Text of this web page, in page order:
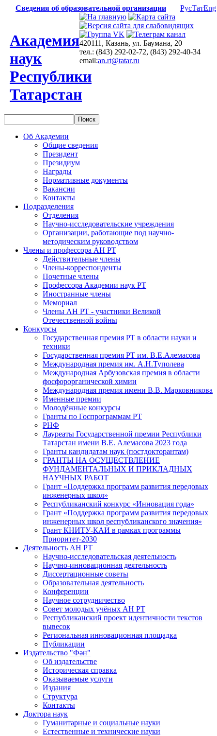
Сведения об образовательной организации РусТатEng
Академия
наук
Республики
Татарстан
420111, Казань, ул. Баумана, 20
тел.: (843) 292-02-72, (843) 292-40-34
email:an.rt@tatar.ru
Об Академии
Общие сведения
Президент
Президиум
Награды
Нормативные документы
Вакансии
Контакты
Подразделения
Отделения
Научно-исследовательские учреждения
Организации, работающие под научно-
методическим руководством
Члены и профессора АН РТ
Действительные члены
Члены-корреспонденты
Почетные члены
Профессора Академии наук РТ
Иностранные члены
Мемориал
Члены АН РТ - участники Великой
Отечественной войны
Конкурсы
Государственная премия РТ в области науки и
техники
Государственная премия РТ им. В.Е.Алемасова
Международная премия им. А.Н.Туполева
Международная Арбузовская премия в области
фосфорорганической химии
Международная премия имени В.В. Марковникова
Именные премии
Молодёжные конкурсы
Гранты по Госпрограммам РТ
РНФ
Лауреаты Государственной премии Республики
Татарстан имени В.Е. Алемасова 2023 года
Гранты кандидатам наук (постдокторантам)
ГРАНТЫ НА ОСУЩЕСТВЛЕНИЕ
ФУНДАМЕНТАЛЬНЫХ И ПРИКЛАДНЫХ
НАУЧНЫХ РАБОТ
Грант «Поддержка программ развития передовых
инженерных школ»
Республиканский конкурс «Инновация года»
Грант «Поддержка программ развития передовых
инженерных школ республиканского значения»
Грант КНИТУ-КАИ в рамках программы
Приоритет-2030
Деятельность АН РТ
Научно-исследовательская деятельность
Научно-инновационная деятельность
Диссертационные советы
Образовательная деятельность
Конференции
Научное сотрудничество
Совет молодых учёных АН РТ
Республиканский проект идентичности текстов
вывесок
Региональная инновационная площадка
Публикации
Издательство "Фән"
Об издательстве
Историческая справка
Оказываемые услуги
Издания
Структура
Контакты
Доктора наук
Гуманитарные и социальные науки
Естественные и технические науки